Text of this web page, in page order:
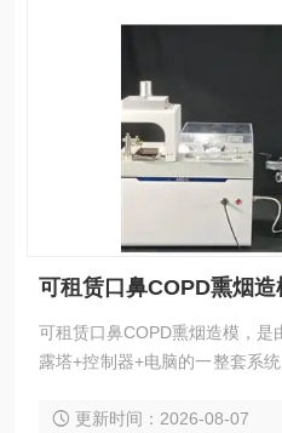
可租赁口鼻COPD熏烟造
可租赁口鼻COPD熏烟造模，是
露塔+控制器+电脑的一整套系
层或者3层。烟雾发生器，也
更新时间：2026-08-07